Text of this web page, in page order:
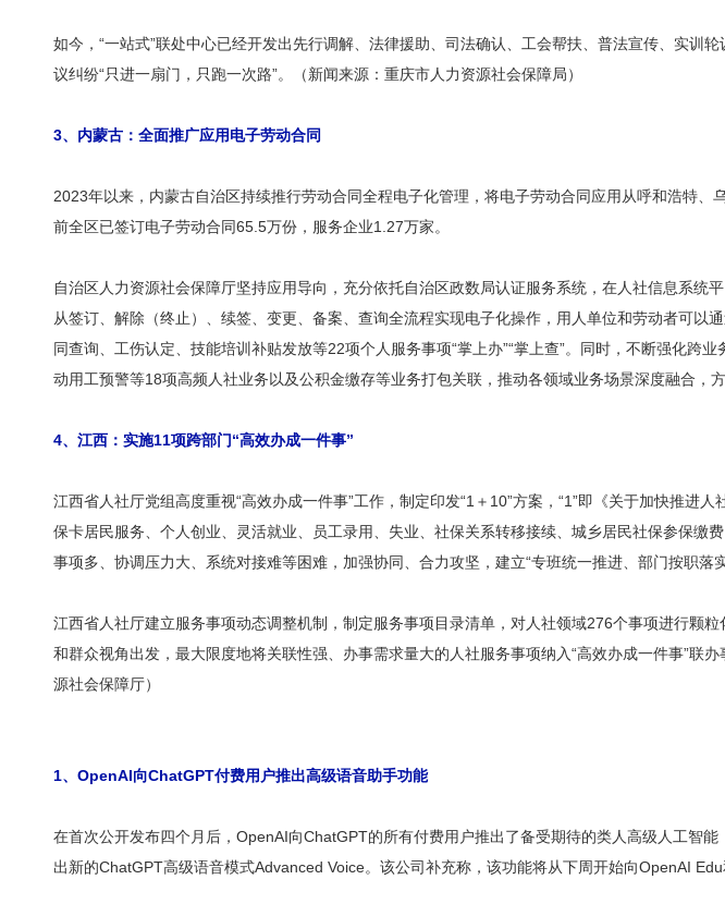
如今，“一站式”联处中心已经开发出先行调解、法律援助、司法确认、工会帮扶、普法宣传、实训
议纠纷“只进一扇门，只跑一次路”。（新闻来源：重庆市人力资源社会保障局）
3、内蒙古：全面推广应用电子劳动合同
2023年以来，内蒙古自治区持续推行劳动合同全程电子化管理，将电子劳动合同应用从呼和浩特
前全区已签订电子劳动合同65.5万份，服务企业1.27万家。
自治区人力资源社会保障厅坚持应用导向，充分依托自治区政数局认证服务系统，在人社信息系
从签订、解除（终止）、续签、变更、备案、查询全流程实现电子化操作，用人单位和劳动者可
同查询、工伤认定、技能培训补贴发放等22项个人服务事项“掌上办”“掌上查”。同时，不断强化
动用工预警等18项高频人社业务以及公积金缴存等业务打包关联，推动各领域业务场景深度融合，
4、江西：实施11项跨部门“高效办成一件事”
江西省人社厅党组高度重视“高效办成一件事”工作，制定印发“1＋10”方案，“1”即《关于加快推进
保卡居民服务、个人创业、灵活就业、员工录用、失业、社保关系转移接续、城乡居民社保参保缴
事项多、协调压力大、系统对接难等困难，加强协同、合力攻坚，建立“专班统一推进、部门按职落
江西省人社厅建立服务事项动态调整机制，制定服务事项目录清单，对人社领域276个事项进行颗
和群众视角出发，最大限度地将关联性强、办事需求量大的人社服务事项纳入“高效办成一件事”联
源社会保障厅）
1、 OpenAI向ChatGPT付费用户推出高级语音助手功能
在首次公开发布四个月后，OpenAI向ChatGPT的所有付费用户推出了备受期待的类人高级人工智
出新的ChatGPT高级语音模式Advanced Voice。该公司补充称，该功能将从下周开始向OpenAI